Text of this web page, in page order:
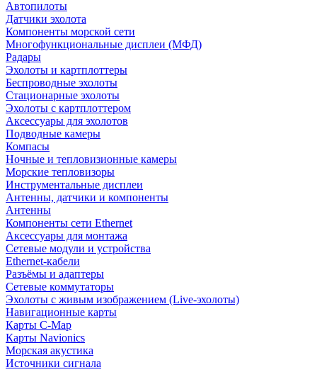
Автопилоты
Датчики эхолота
Компоненты морской сети
Многофункциональные дисплеи (МФД)
Радары
Эхолоты и картплоттеры
Беспроводные эхолоты
Стационарные эхолоты
Эхолоты с картплоттером
Аксессуары для эхолотов
Подводные камеры
Компасы
Ночные и тепловизионные камеры
Морские тепловизоры
Инструментальные дисплеи
Антенны, датчики и компоненты
Антенны
Компоненты сети Ethernet
Аксессуары для монтажа
Сетевые модули и устройства
Ethernet-кабели
Разъёмы и адаптеры
Сетевые коммутаторы
Эхолоты с живым изображением (Live-эхолоты)
Навигационные карты
Карты C-Map
Карты Navionics
Морская акустика
Источники сигнала